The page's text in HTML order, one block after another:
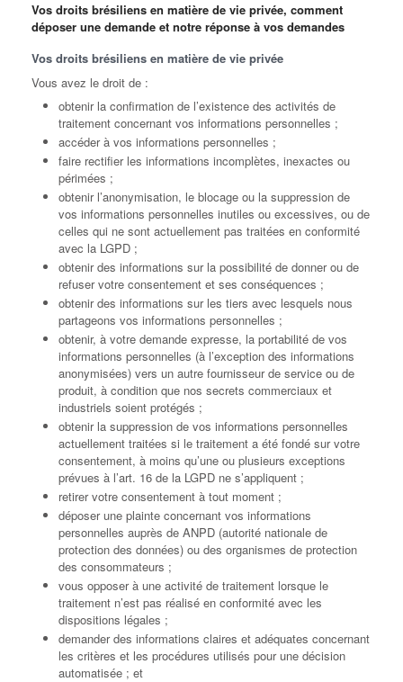
Vos droits brésiliens en matière de vie privée, comment
déposer une demande et notre réponse à vos demandes
Vos droits brésiliens en matière de vie privée
Vous avez le droit de :
obtenir la confirmation de l’existence des activités de
traitement concernant vos informations personnelles ;
accéder à vos informations personnelles ;
faire rectifier les informations incomplètes, inexactes ou
périmées ;
obtenir l’anonymisation, le blocage ou la suppression de
vos informations personnelles inutiles ou excessives, ou de
celles qui ne sont actuellement pas traitées en conformité
avec la LGPD ;
obtenir des informations sur la possibilité de donner ou de
refuser votre consentement et ses conséquences ;
obtenir des informations sur les tiers avec lesquels nous
partageons vos informations personnelles ;
obtenir, à votre demande expresse, la portabilité de vos
informations personnelles (à l’exception des informations
anonymisées) vers un autre fournisseur de service ou de
produit, à condition que nos secrets commerciaux et
industriels soient protégés ;
obtenir la suppression de vos informations personnelles
actuellement traitées si le traitement a été fondé sur votre
consentement, à moins qu’une ou plusieurs exceptions
prévues à l’art. 16 de la LGPD ne s’appliquent ;
retirer votre consentement à tout moment ;
déposer une plainte concernant vos informations
personnelles auprès de ANPD (autorité nationale de
protection des données) ou des organismes de protection
des consommateurs ;
vous opposer à une activité de traitement lorsque le
traitement n’est pas réalisé en conformité avec les
dispositions légales ;
demander des informations claires et adéquates concernant
les critères et les procédures utilisés pour une décision
automatisée ; et